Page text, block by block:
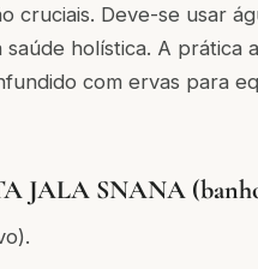
cruciais. Deve-se usar
holística. A prática
com ervas para
JALA SNANA